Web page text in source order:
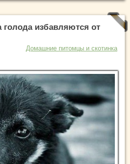
голода избавляются от
Домашние питомцы и скотинка